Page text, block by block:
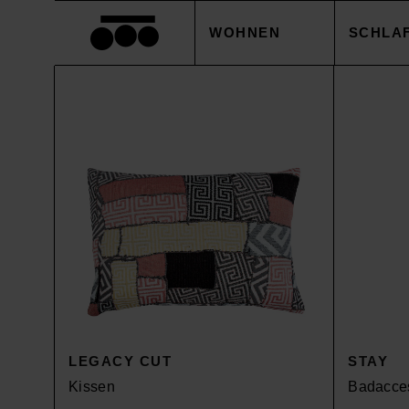
WOHNEN
ACCESSOIRES
TISCHWÄSCHE
LEGACY CUT
Kissen
STAY